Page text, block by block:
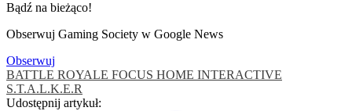
Bądź na bieżąco!
Obserwuj Gaming Society w Google News
Obserwuj
BATTLE ROYALE FOCUS HOME INTERACTIVE
S.T.A.L.K.E.R
Udostępnij artykuł: